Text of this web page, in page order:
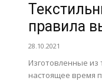
правила
28.10.2021
Изготовленные из
настоящее время